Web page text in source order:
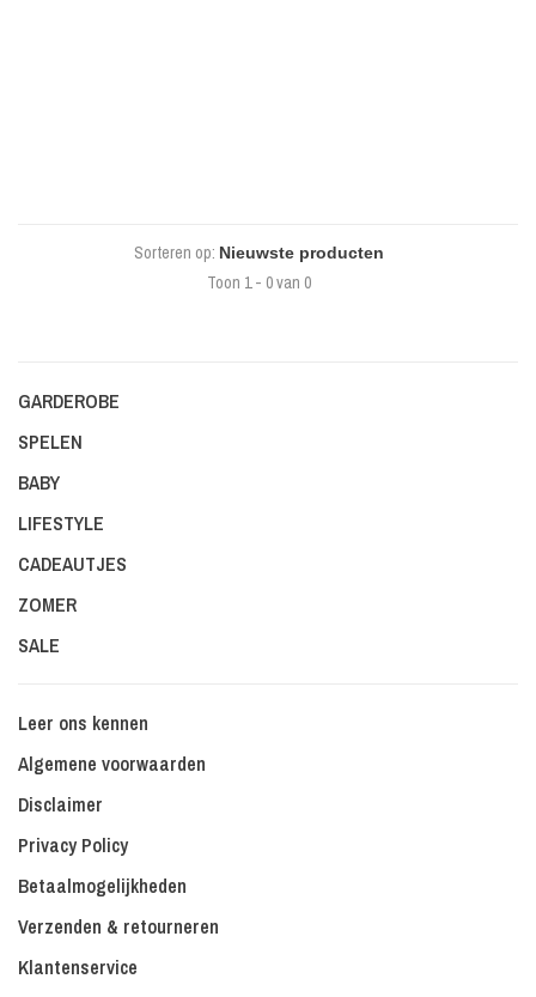
Sorteren op:
Toon 1 - 0 van 0
GARDEROBE
SPELEN
BABY
LIFESTYLE
CADEAUTJES
ZOMER
SALE
Leer ons kennen
Algemene voorwaarden
Disclaimer
Privacy Policy
Betaalmogelijkheden
Verzenden & retourneren
Klantenservice